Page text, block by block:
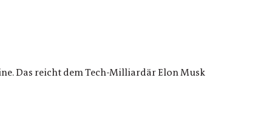
Das reicht dem Tech-Milliardär Elon Musk